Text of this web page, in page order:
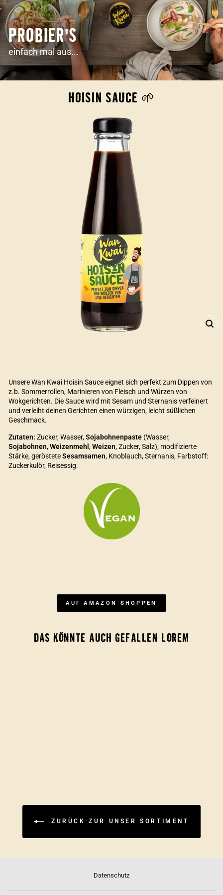
PROBIER'S
einfach mal aus...
HOISIN SAUCE 🌱
Unsere Wan Kwai Hoisin Sauce eignet sich perfekt zum Dippen von
z.b. Sommerrollen, Marinieren von Fleisch und Würzen von
Wokgerichten. Die Sauce wird mit Sesam und Sternanis verfeinert
und verleiht deinen Gerichten einen würzigen, leicht süßlichen
Geschmack.
Zutaten: Zucker, Wasser,Sojabohnenpaste (Wasser,
Sojabohnen,Weizenmehl ,Weizen, Zucker, Salz), modifizierte
Stärke, gerösteteSesamsamen, Knoblauch, Sternanis, Farbstoff:
Zuckerkulör, Reisessig.
AUF AMAZON SHOPPEN
DAS KÖNNTE AUCH GEFALLEN LOREM
ZURÜCK ZUR UNSER SORTIMENT
Datenschutz